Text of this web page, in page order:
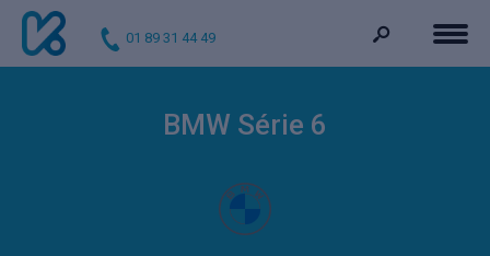
01 89 31 44 49
BMW Série 6